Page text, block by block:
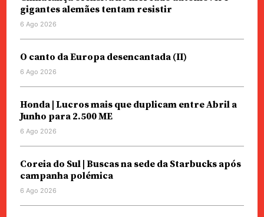
gigantes alemães tentam resistir
6 Ago 2026
O canto da Europa desencantada (II)
6 Ago 2026
Honda | Lucros mais que duplicam entre Abril a
Junho para 2.500 ME
6 Ago 2026
Coreia do Sul | Buscas na sede da Starbucks após
campanha polémica
6 Ago 2026